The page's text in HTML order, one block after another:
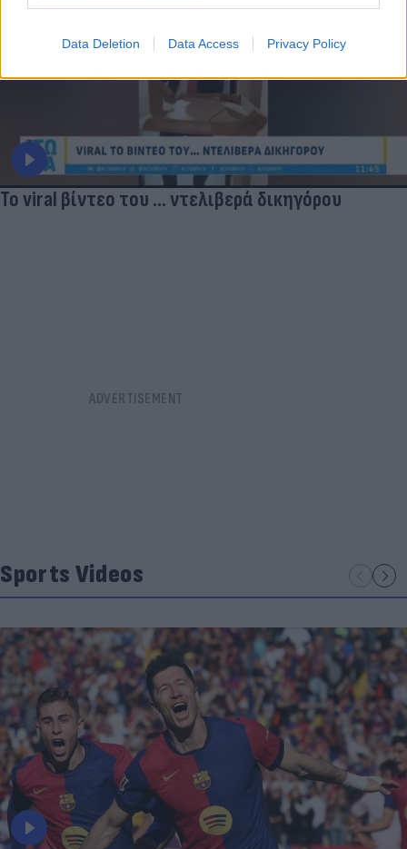
Data Deletion Data Access Privacy Policy
Το viral βίντεο του ... ντελιβερά δικηγόρου
Sports Videos